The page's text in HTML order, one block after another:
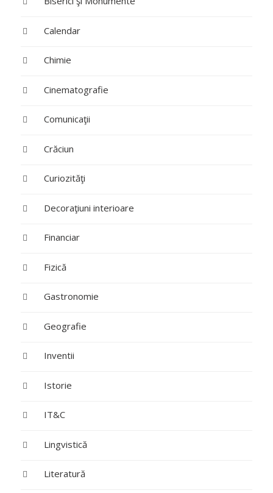
Calendar
Chimie
Cinematografie
Comunicaţii
Crăciun
Curiozităţi
Decoraţiuni interioare
Financiar
Fizică
Gastronomie
Geografie
Inventii
Istorie
IT&C
Lingvistică
Literatură